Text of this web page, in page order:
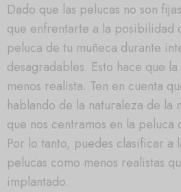
Dado que las pelucas no son
que enfrentarte a la posibilidad
peluca de tu muñeca durante
desagradables. Esto hace que
menos realista. Ten en cuenta
hablando de la naturaleza de la
que nos centramos en la peluca
Por lo tanto, puedes clasificar a
pelucas como menos realistas
implantado.